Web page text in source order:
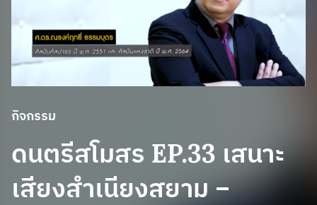
กิจกรรม
ดนตรีสโมสร EP.33 เสนาะ
เสียงสำเนียงสยาม –